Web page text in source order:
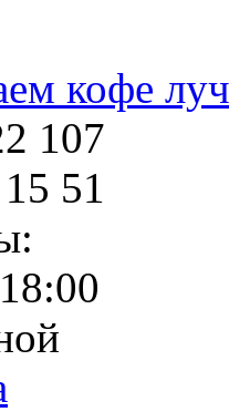
кофе
107
51